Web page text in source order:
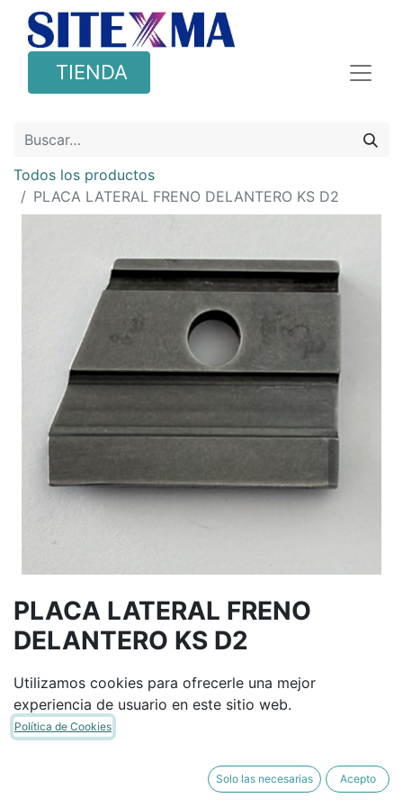
TIENDA
Todos los productos
PLACA LATERAL FRENO DELANTERO KS D2
PLACA LATERAL FRENO
DELANTERO KS D2
Términos y condiciones
Garantía de devolución de 30 días
Envío: 2-3 días laborales
Utilizamos cookies para ofrecerle una mejor
experiencia de usuario en este sitio web.
Política de Cookies
Solo las necesarias Acepto